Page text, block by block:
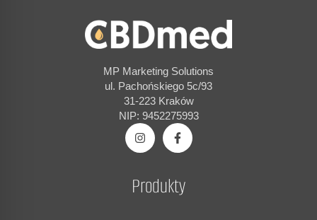
MP Marketing Solutions
ul. Pachońskiego 5c/93
31-223 Kraków
NIP: 9452275993
Produkty